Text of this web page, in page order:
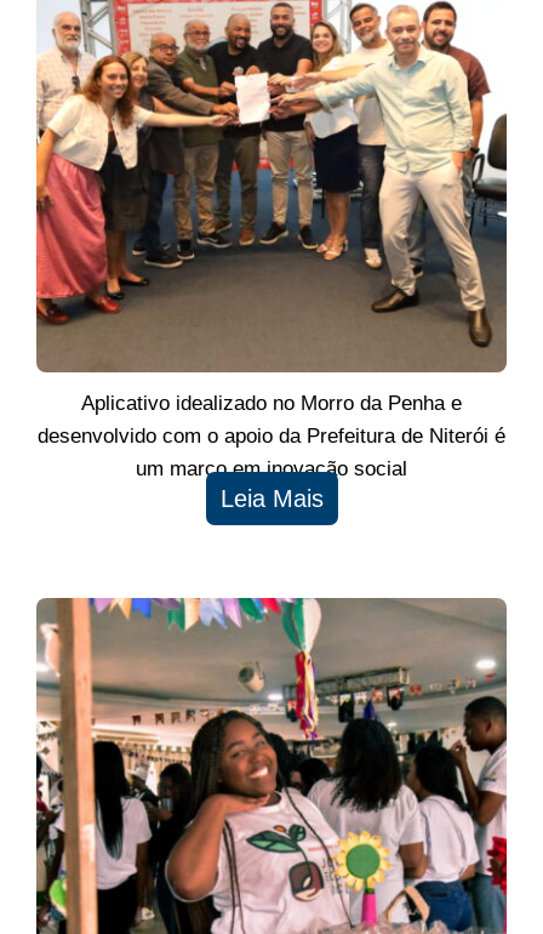
Aplicativo idealizado no Morro da Penha e
desenvolvido com o apoio da Prefeitura de Niterói é
um marco em inovação social
Leia Mais